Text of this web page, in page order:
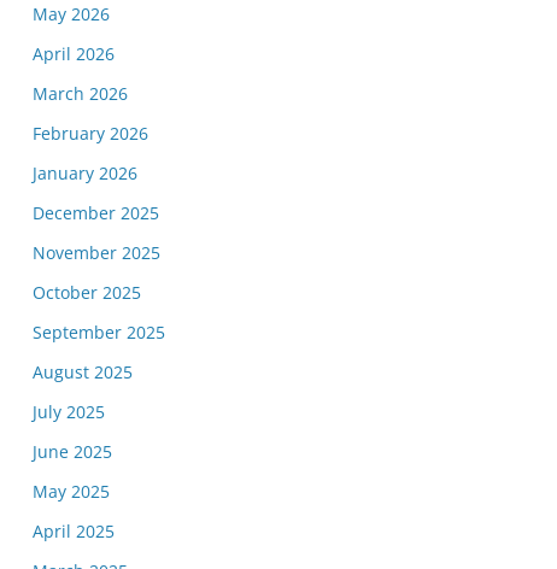
May 2026
April 2026
March 2026
February 2026
January 2026
December 2025
November 2025
October 2025
September 2025
August 2025
July 2025
June 2025
May 2025
April 2025